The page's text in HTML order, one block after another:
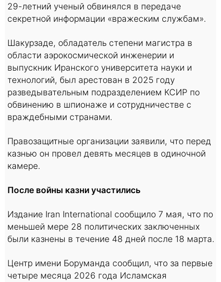
29-летний ученый обвинялся в передаче
секретной информации «вражеским службам».
Шакурзаде, обладатель степени магистра в
области аэрокосмической инженерии и
выпускник Иранского университета науки и
технологий, был арестован в 2025 году
разведывательным подразделением КСИР по
обвинению в шпионаже и сотрудничестве с
враждебными странами.
Правозащитные организации заявили, что перед
казнью он провел девять месяцев в одиночной
камере.
После войны казни участились
Издание Iran International сообщило 7 мая, что по
меньшей мере 28 политических заключенных
были казнены в течение 48 дней после 18 марта.
Центр имени Боруманда сообщил, что за первые
четыре месяца 2026 года Исламская